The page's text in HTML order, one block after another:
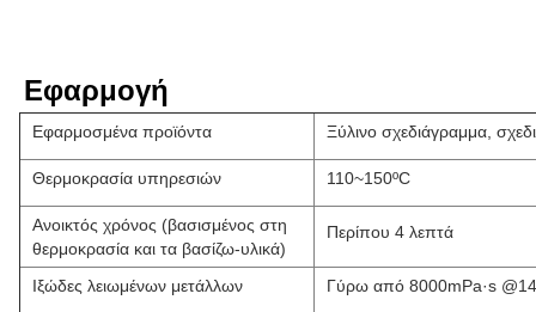
Εφαρμογή
Εφαρμοσμένα προϊόντα Ξύλινο σχεδιάγραμμα,
Θερμοκρασία υπηρεσιών 110~150ºC
Ανοικτός χρόνος (βασισμένος στη
θερμοκρασία και τα βασίζω-υλικά)
Περίπου 4 λεπτά
Ιξώδες λειωμένων μετάλλων Γύρω από 8000mPa·s